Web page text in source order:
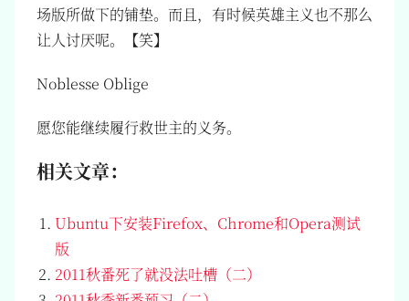
场版所做下的铺垫。而且，有时候英雄主义也不那么
让人讨厌呢。【笑】
Noblesse Oblige
愿您能继续履行救世主的义务。
相关文章：
Ubuntu下安装Firefox、Chrome和Opera测试
版
2011秋番死了就没法吐槽（二）